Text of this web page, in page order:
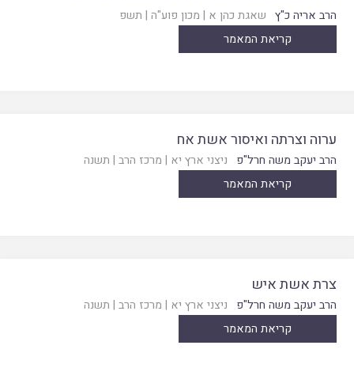
הרב אריה כ"ץ שאגת כהן א | מכון פוע"ה | תשפ
קריאת המאמר
ערוה וצרתה ואיסור אשת אח
הרב יעקב משה חרל"פ ניצני ארץ יא | מרכז הרב | תשנה
קריאת המאמר
צרת אשת איש
הרב יעקב משה חרל"פ ניצני ארץ יא | מרכז הרב | תשנה
קריאת המאמר